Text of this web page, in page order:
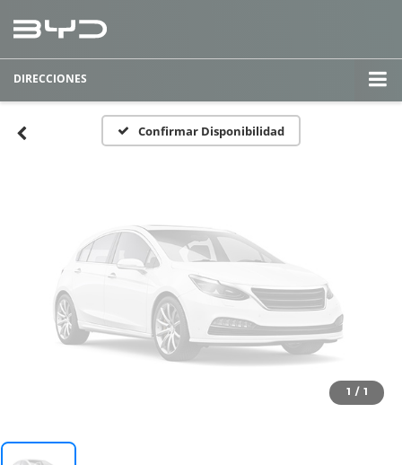
DIRECCIONES
Confirmar Disponibilidad
Por favor, revise luego
1 / 1